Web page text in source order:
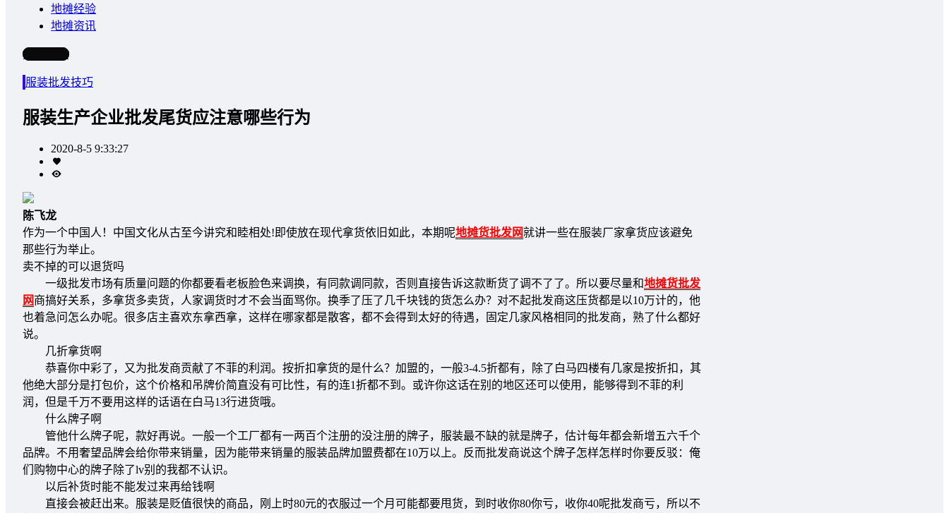
地摊经验
地摊资讯
写文章
服装批发技巧
服装生产企业批发尾货应注意哪些行为
2020-8-5 9:33:27
陈飞龙
作为一个中国人！中国文化从古至今讲究和睦相处!即使放在现代拿货依旧如此，本期呢地摊货批发网就讲一些在服装厂家拿货应该避免
那些行为举止。
卖不掉的可以退货吗
一级批发市场有质量问题的你都要看老板脸色来调换，有同款调同款，否则直接告诉这款断货了调不了了。所以要尽量和地摊货批发
网商搞好关系，多拿货多卖货，人家调货时才不会当面骂你。换季了压了几千块钱的货怎么办？对不起批发商这压货都是以10万计的，他
也着急问怎么办呢。很多店主喜欢东拿西拿，这样在哪家都是散客，都不会得到太好的待遇，固定几家风格相同的批发商，熟了什么都好
说。
几折拿货啊
恭喜你中彩了，又为批发商贡献了不菲的利润。按折扣拿货的是什么？加盟的，一般3-4.5折都有，除了白马四楼有几家是按折扣，其
他绝大部分是打包价，这个价格和吊牌价简直没有可比性，有的连1折都不到。或许你这话在别的地区还可以使用，能够得到不菲的利
润，但是千万不要用这样的话语在白马13行进货哦。
什么牌子啊
管他什么牌子呢，款好再说。一般一个工厂都有一两百个注册的没注册的牌子，服装最不缺的就是牌子，估计每年都会新增五六千个
品牌。不用奢望品牌会给你带来销量，因为能带来销量的服装品牌加盟费都在10万以上。反而批发商说这个牌子怎样怎样时你要反驳：俺
们购物中心的牌子除了lv别的我都不认识。
以后补货时能不能发过来再给钱啊
直接会被赶出来。服装是贬值很快的商品，刚上时80元的衣服过一个月可能都要甩货，到时收你80你亏，收你40呢批发商亏，所以不